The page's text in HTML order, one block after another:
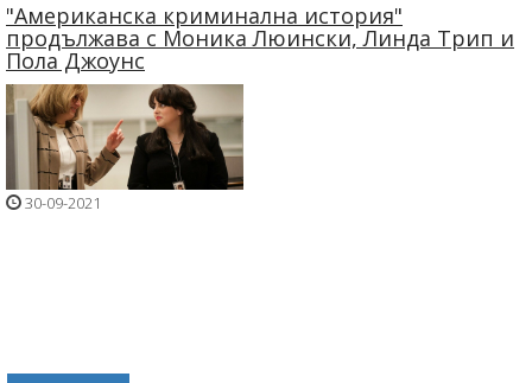
"Американска криминална история"
продължава с Моника Люински, Линда Трип и
Пола Джоунс
30-09-2021